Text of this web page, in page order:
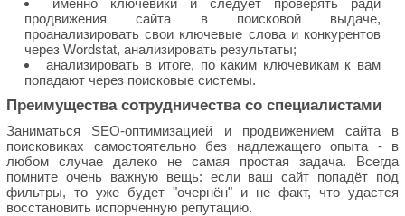
именно ключевики и следует проверять ради
продвижения сайта в поисковой выдаче,
проанализировать свои ключевые слова и конкурентов
через Wordstat, анализировать результаты;
анализировать в итоге, по каким ключевикам к вам
попадают через поисковые системы.
Преимущества сотрудничества со специалистами
Заниматься SEO-оптимизацией и продвижением сайта в
поисковиках самостоятельно без надлежащего опыта - в
любом случае далеко не самая простая задача. Всегда
помните очень важную вещь: если ваш сайт попадёт под
фильтры, то уже будет "очернён" и не факт, что удастся
восстановить испорченную репутацию.